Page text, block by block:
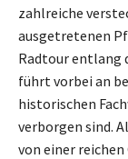
zahlreiche
ausgetretenen
Radtour entlang
führt vorbei an
historischen
verborgen sind.
von einer reichen